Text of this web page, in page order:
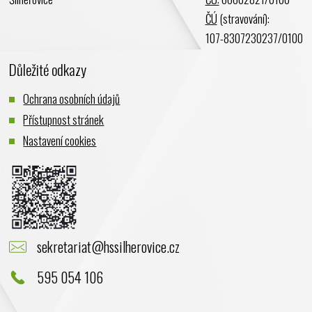
Listopad 2023
Srpen 2023
Červen 2023
Květen 2023
Duben 2023
Březen 2023
Únor 2023
Leden 2023
Prosinec 2022
Listopad 2022
ČÚ (stravování):
107-8307230237/0100
Důležité odkazy
Ochrana osobních údajů
Přístupnost stránek
Nastavení cookies
sekretariat@hssilherovice.cz
595 054 106